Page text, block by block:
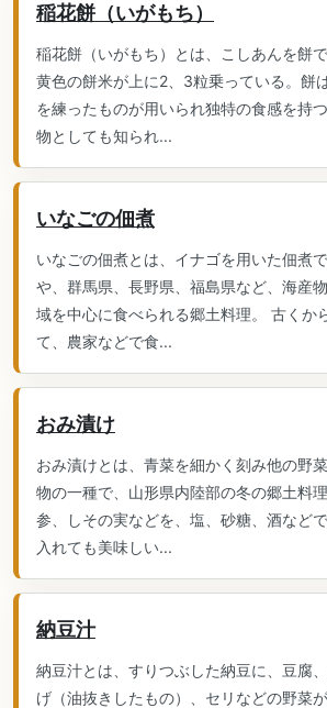
稲花餅（いがもち）
稲花餅（いがもち）とは、こしあんを餅
黄色の餅米が上に2、3粒乗っている。餅
を練ったものが用いられ独特の食感を持
物としても知られ...
いなごの佃煮
いなごの佃煮とは、イナゴを用いた佃煮
や、群馬県、長野県、福島県など、海産
域を中心に食べられる郷土料理。 古くか
て、農家などで食...
おみ漬け
おみ漬けとは、青菜を細かく刻み他の野
物の一種で、山形県内陸部の冬の郷土料
参、しその実などを、塩、砂糖、酒など
入れても美味しい...
納豆汁
納豆汁とは、すりつぶした納豆に、豆腐
げ（油抜きしたもの）、セリなどの野菜